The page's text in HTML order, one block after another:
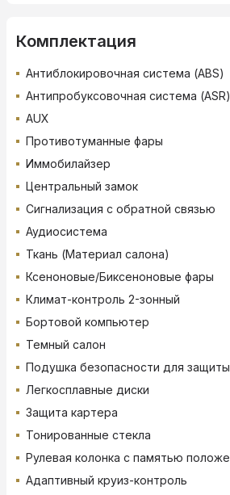
Комплектация
Антиблокировочная система (ABS)
Антипробуксовочная система (ASR)
AUX
Противотуманные фары
Иммобилайзер
Центральный замок
Сигнализация с обратной связью
Аудиосистема
Ткань (Материал салона)
Ксеноновые/Биксеноновые фары
Климат-контроль 2-зонный
Бортовой компьютер
Темный салон
Подушка безопасности для
Легкосплавные диски
Защита картера
Тонированные стекла
Рулевая колонка с памятью
Адаптивный круиз-контроль